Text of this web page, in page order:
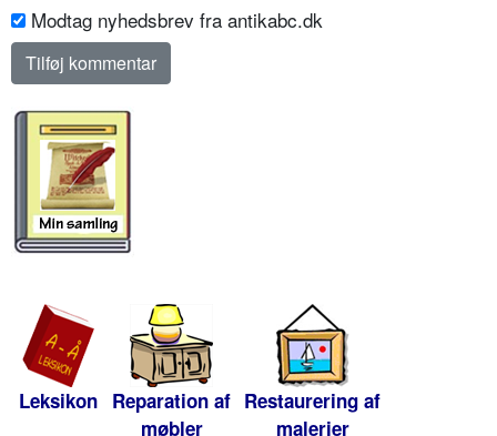
Modtag nyhedsbrev fra antikabc.dk
Leksikon Reparation af
møbler
Restaurering af
malerier